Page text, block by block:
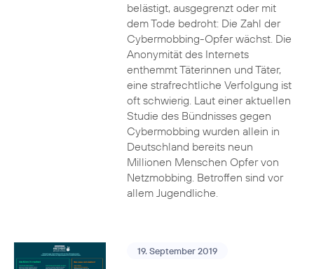
belästigt, ausgegrenzt oder mit
dem Tode bedroht: Die Zahl der
Cybermobbing-Opfer wächst. Die
Anonymität des Internets
enthemmt Täterinnen und Täter,
eine strafrechtliche Verfolgung ist
oft schwierig. Laut einer aktuellen
Studie des Bündnisses gegen
Cybermobbing wurden allein in
Deutschland bereits neun
Millionen Menschen Opfer von
Netzmobbing. Betroffen sind vor
allem Jugendliche.
19. September 2019